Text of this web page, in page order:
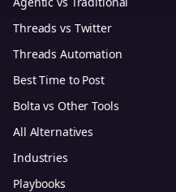
Threads vs Twitter
Threads Automation
Best Time to Post
Bolta vs Other Tools
All Alternatives
Industries
Playbooks